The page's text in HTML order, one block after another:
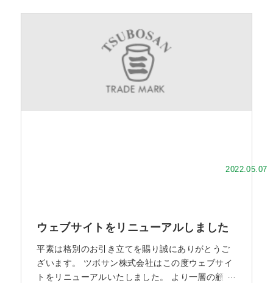
連企業の廃業もしくはその企業の職人の高齢化等
に伴い、自社生産によるコストアップが避けられ
なくなりました。 弊社は更
2022.05.07
ウェブサイトをリニューアルしました
平素は格別のお引き立てを賜り誠にありがとうご
ざいます。 ツボサン株式会社はこの度ウェブサイ
トをリニューアルいたしました。 より一層の顧客